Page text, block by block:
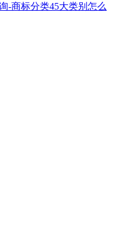
-商标分类45大类别怎么